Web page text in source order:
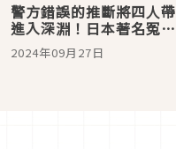
警方錯誤的推斷將四人帶
進入深淵！日本著名冤案
「八海事件」
2024年09月27日